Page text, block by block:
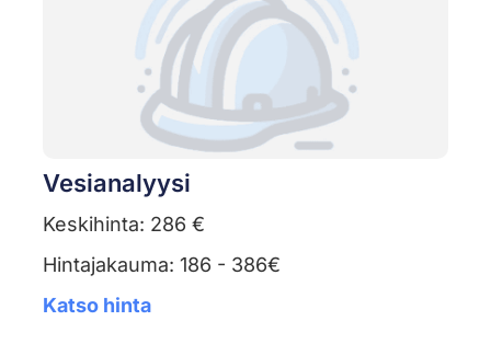
Vesianalyysi
Keskihinta: 286 €
Hintajakauma: 186 - 386€
Katso hinta